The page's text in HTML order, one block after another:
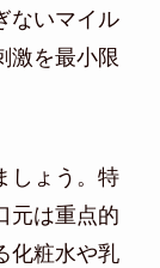
ないマイル
激を最小限
しょう。特
元は重点的
化粧水や乳